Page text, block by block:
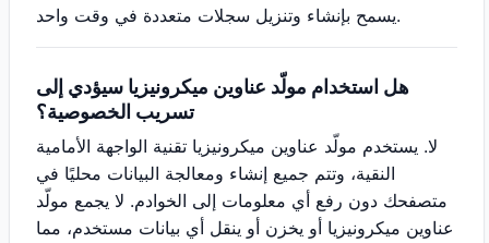
يسمح بإنشاء وتنزيل سجلات متعددة في وقت واحد.
هل استخدام مولّد عناوين ميكرونيزيا سيؤدي إلى
تسريب الخصوصية؟
لا. يستخدم مولّد عناوين ميكرونيزيا تقنية الواجهة الأمامية
النقية، وتتم جميع إنشاء ومعالجة البيانات محليًا في
متصفحك دون رفع أي معلومات إلى الخوادم. لا يجمع مولّد
عناوين ميكرونيزيا أو يخزن أو ينقل أي بيانات مستخدم، مما